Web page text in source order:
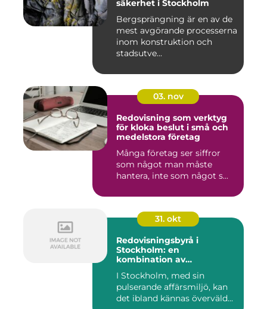
säkerhet i Stockholm
Bergsprängning är en av de
mest avgörande processerna
inom konstruktion och
stadsutve...
03. nov
Redovisning som verktyg
för kloka beslut i små och
medelstora företag
Många företag ser siffror
som något man måste
hantera, inte som något s...
31. okt
Redovisningsbyrå i
Stockholm: en
kombination av
personlig service
I Stockholm, med sin
pulserande affärsmiljö, kan
det ibland kännas överväld...